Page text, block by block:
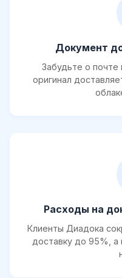
Документ
Забудьте о почте
оригинал
Расходы на
Клиенты Диадока
доставку до 95%, а